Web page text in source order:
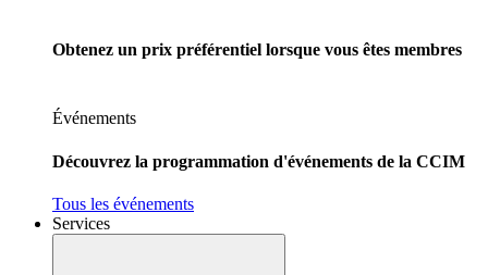
Obtenez un prix préférentiel lorsque vous êtes membres
Événements
Découvrez la programmation d'événements de la CCIM
Tous les événements
Services